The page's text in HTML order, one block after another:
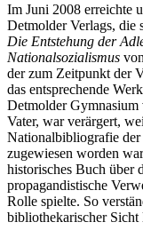
Im Juni 2008 erreichte
Detmolder Verlags, die
Die Entstehung der
Nationalsozialismus
der zum Zeitpunkt der
das entsprechende
Detmolder Gymnasium
Vater, war verärgert,
Nationalbibliografie
zugewiesen worden
historisches Buch über
propagandistische
Rolle spielte. So
bibliothekarischer